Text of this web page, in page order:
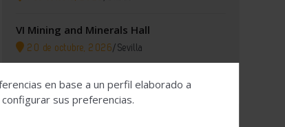
VI Mining and Minerals Hall
20 de octubre, 2026/ Sevilla
en base a un perfil elaborado a
sus preferencias.